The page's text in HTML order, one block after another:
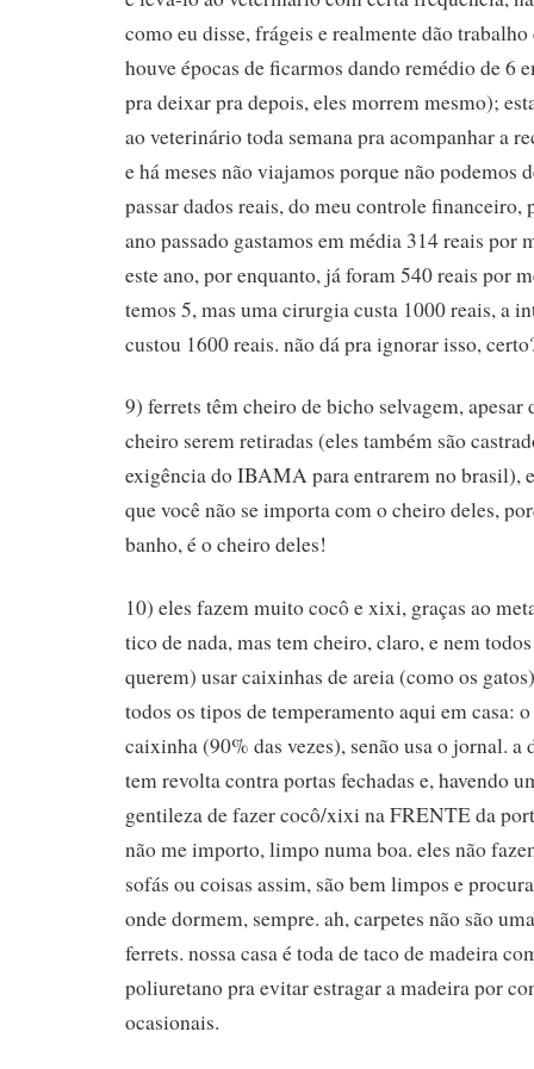
como eu disse, frágeis e realmente dão trabalho
houve épocas de ficarmos dando remédio de 6
pra deixar pra depois, eles morrem mesmo);
ao veterinário toda semana pra acompanhar a
e há meses não viajamos porque não podemos
passar dados reais, do meu controle financeiro,
ano passado gastamos em média 314 reais por
este ano, por enquanto, já foram 540 reais por
temos 5, mas uma cirurgia custa 1000 reais, a
custou 1600 reais. não dá pra ignorar isso,
9) ferrets têm cheiro de bicho selvagem, apesar
cheiro serem retiradas (eles também são
exigência do IBAMA para entrarem no brasil),
que você não se importa com o cheiro deles,
banho, é o cheiro deles!
10) eles fazem muito cocô e xixi, graças ao
tico de nada, mas tem cheiro, claro, e nem
querem) usar caixinhas de areia (como os
todos os tipos de temperamento aqui em casa:
caixinha (90% das vezes), senão usa o jornal.
tem revolta contra portas fechadas e, havendo
gentileza de fazer cocô/xixi na FRENTE da
não me importo, limpo numa boa. eles não
sofás ou coisas assim, são bem limpos e
onde dormem, sempre. ah, carpetes não são
ferrets. nossa casa é toda de taco de madeira
poliuretano pra evitar estragar a madeira por
ocasionais.